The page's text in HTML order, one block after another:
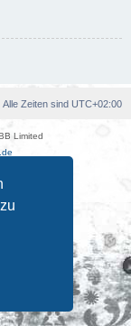
Alle Zeiten sind UTC+02:00
Limited